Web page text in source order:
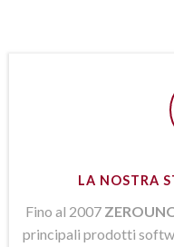
LA NOSTRA
Fino al 2007
principali prodotti